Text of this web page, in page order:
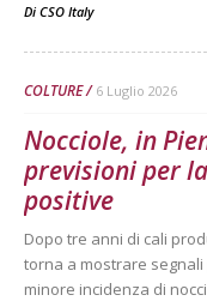
Di CSO Italy
COLTURE 6 Luglio 2026
Nocciole, in
previsioni per
positive
Dopo tre anni di cali
torna a mostrare
minore incidenza di